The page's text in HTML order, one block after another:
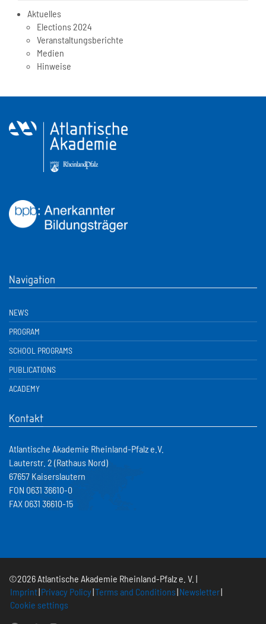
Aktuelles
Elections 2024
Veranstaltungsberichte
Medien
Hinweise
Navigation
NEWS
PROGRAM
SCHOOL PROGRAMS
PUBLICATIONS
ACADEMY
Kontakt
Atlantische Akademie Rheinland-Pfalz e.V.
Lauterstr. 2 (Rathaus Nord)
67657 Kaiserslautern
FON 0631 36610-0
FAX 0631 36610-15
©2026 Atlantische Akademie Rheinland-Pfalz e. V. |
Imprint|Privacy Policy|Terms and Conditions|Newsletter|
Cookie settings